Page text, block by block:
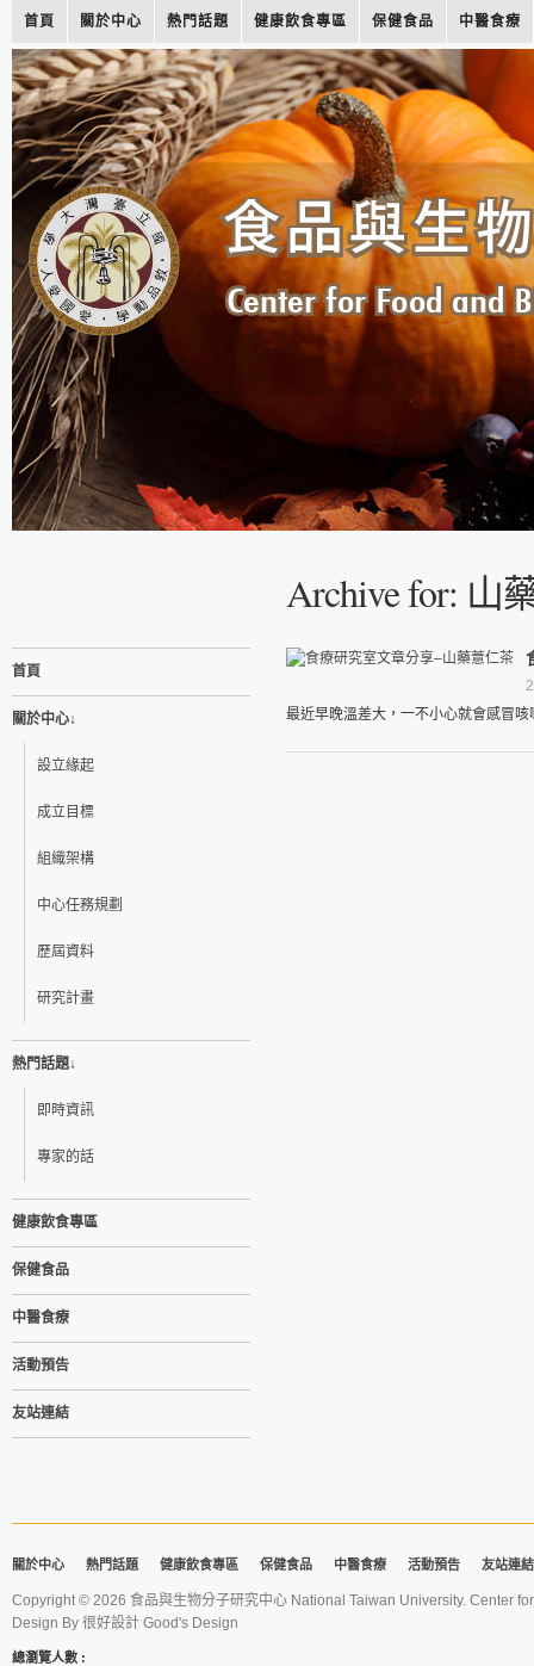
首頁 關於中心 熱門話題 健康飲食專區 保健食品 中醫食療
Archive for: 山
首頁
關於中心↓
設立緣起
成立目標
組織架構
中心任務規劃
歷屆資料
研究計畫
熱門話題↓
即時資訊
專家的話
健康飲食專區
保健食品
中醫食療
活動預告
友站連結
最近早晚溫差大，一不小心就會感冒
關於中心 熱門話題 健康飲食專區 保健食品 中醫食療 活動預告 友站連結
Copyright © 2026 食品與生物分子研究中心 National Taiwan University. Center
Design By 很好設計 Good's Design
總瀏覽人數 :